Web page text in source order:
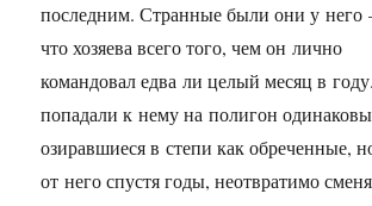
последним. Странные были они у него
что хозяева всего того, чем он лично
командовал едва ли целый месяц в
попадали к нему на полигон
озиравшиеся в степи как обреченные,
от него спустя годы, неотвратимо